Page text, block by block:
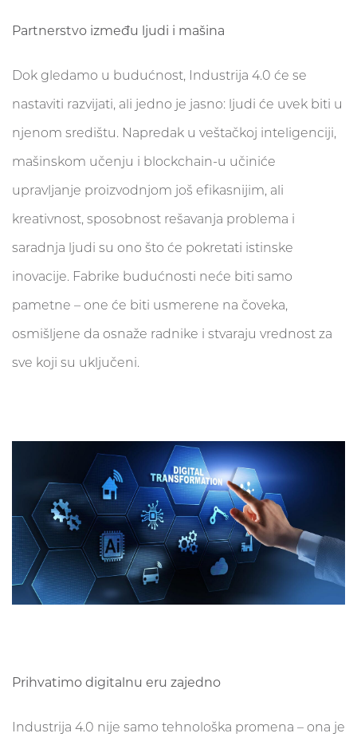
Partnerstvo između ljudi i mašina
Dok gledamo u budućnost, Industrija 4.0 će se
nastaviti razvijati, ali jedno je jasno: ljudi će uvek biti u
njenom središtu. Napredak u veštačkoj inteligenciji,
mašinskom učenju i blockchain-u učiniće
upravljanje proizvodnjom još efikasnijim, ali
kreativnost, sposobnost rešavanja problema i
saradnja ljudi su ono što će pokretati istinske
inovacije. Fabrike budućnosti neće biti samo
pametne – one će biti usmerene na čoveka,
osmišljene da osnaže radnike i stvaraju vrednost za
sve koji su uključeni.
Prihvatimo digitalnu eru zajedno
Industrija 4.0 nije samo tehnološka promena – ona je